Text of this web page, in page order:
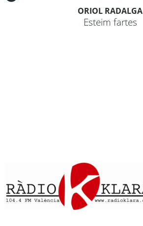
ORIOL RADALGA
Esteim fartes